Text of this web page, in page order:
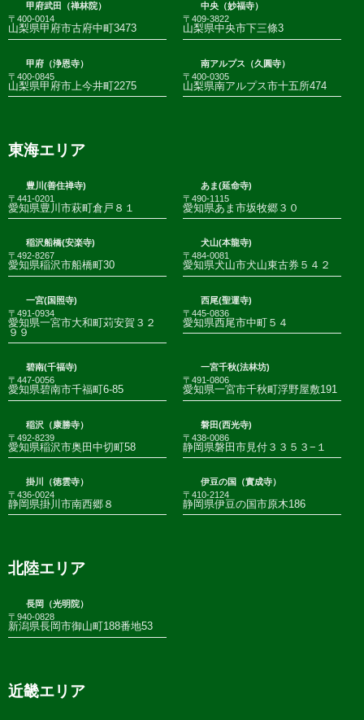
甲府武田（禅林院）
〒400-0014
山梨県甲府市古府中町3473
中央（妙福寺）
〒409-3822
山梨県中央市下三條3
甲府（浄恩寺）
〒400-0845
山梨県甲府市上今井町2275
南アルプス（久圓寺）
〒400-0305
山梨県南アルプス市十五所474
東海エリア
豊川(善住禅寺)
〒441-0201
愛知県豊川市萩町倉戸８１
あま(延命寺)
〒490-1115
愛知県あま市坂牧郷３０
稲沢船橋(安楽寺)
〒492-8267
愛知県稲沢市船橋町30
犬山(本龍寺)
〒484-0081
愛知県犬山市犬山東古券５４２
一宮(国照寺)
〒491-0934
愛知県一宮市大和町苅安賀３２
９９
西尾(聖運寺)
〒445-0836
愛知県西尾市中町５４
碧南(千福寺)
〒447-0056
愛知県碧南市千福町6-85
一宮千秋(法林坊)
〒491-0806
愛知県一宮市千秋町浮野屋敷191
稲沢（康勝寺）
〒492-8239
愛知県稲沢市奥田中切町58
磐田(西光寺)
〒438-0086
静岡県磐田市見付３３５３−１
掛川（徳雲寺）
〒436-0024
静岡県掛川市南西郷８
伊豆の国（實成寺）
〒410-2124
静岡県伊豆の国市原木186
北陸エリア
長岡（光明院）
〒940-0828
新潟県長岡市御山町188番地53
近畿エリア